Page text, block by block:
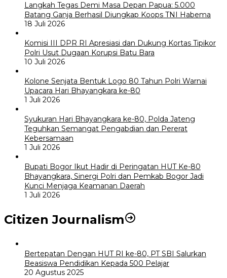
Langkah Tegas Demi Masa Depan Papua: 5.000
Batang Ganja Berhasil Diungkap Koops TNI Habema
18 Juli 2026
Komisi III DPR RI Apresiasi dan Dukung Kortas Tipikor
Polri Usut Dugaan Korupsi Batu Bara
10 Juli 2026
Kolone Senjata Bentuk Logo 80 Tahun Polri Warnai
Upacara Hari Bhayangkara ke-80
1 Juli 2026
Syukuran Hari Bhayangkara ke-80, Polda Jateng
Teguhkan Semangat Pengabdian dan Pererat
Kebersamaan
1 Juli 2026
Bupati Bogor Ikut Hadir di Peringatan HUT Ke-80
Bhayangkara, Sinergi Polri dan Pemkab Bogor Jadi
Kunci Menjaga Keamanan Daerah
1 Juli 2026
Citizen Journalism
Bertepatan Dengan HUT RI ke-80, PT SBI Salurkan
Beasiswa Pendidikan Kepada 500 Pelajar
20 Agustus 2025